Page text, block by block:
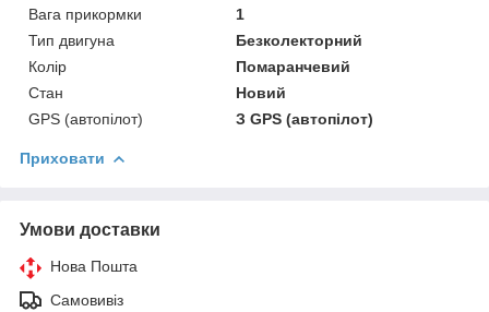
Вага прикормки
1
Тип двигуна
Безколекторний
Колір
Помаранчевий
Стан
Новий
GPS (автопілот)
З GPS (автопілот)
Приховати
Умови доставки
Нова Пошта
Самовивіз